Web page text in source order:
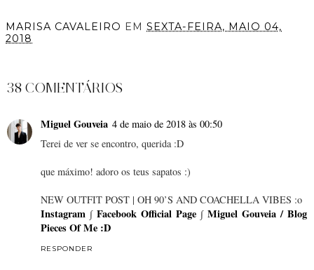
MARISA CAVALEIRO EM SEXTA-FEIRA, MAIO 04,
2018
38 COMENTÁRIOS
Miguel Gouveia 4 de maio de 2018 às 00:50
Terei de ver se encontro, querida :D
que máximo! adoro os teus sapatos :)
NEW OUTFIT POST | OH 90’S AND COACHELLA VIBES :o
Instagram ∫ Facebook Official Page ∫ Miguel Gouveia / Blog
Pieces Of Me :D
RESPONDER